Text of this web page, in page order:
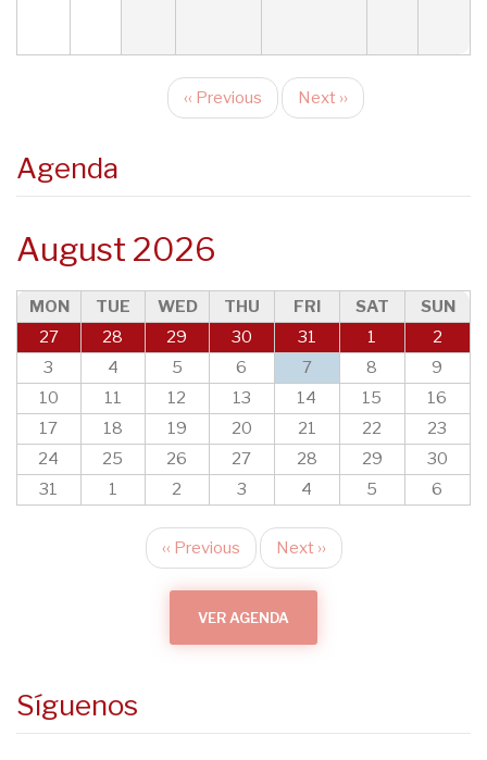
‹‹ Previous Next ››
Agenda
August 2026
MON TUE WED THU FRI SAT
SUN
27
28 29 30 31 1
2
3
4 5 6 7 8
9
10
11 12 13 14 15
16
17
18 19 20 21 22
23
24
25 26 27 28 29
30
31
1 2 3 4 5 6
Pagination
‹‹ Previous Next ››
VER AGENDA
Síguenos